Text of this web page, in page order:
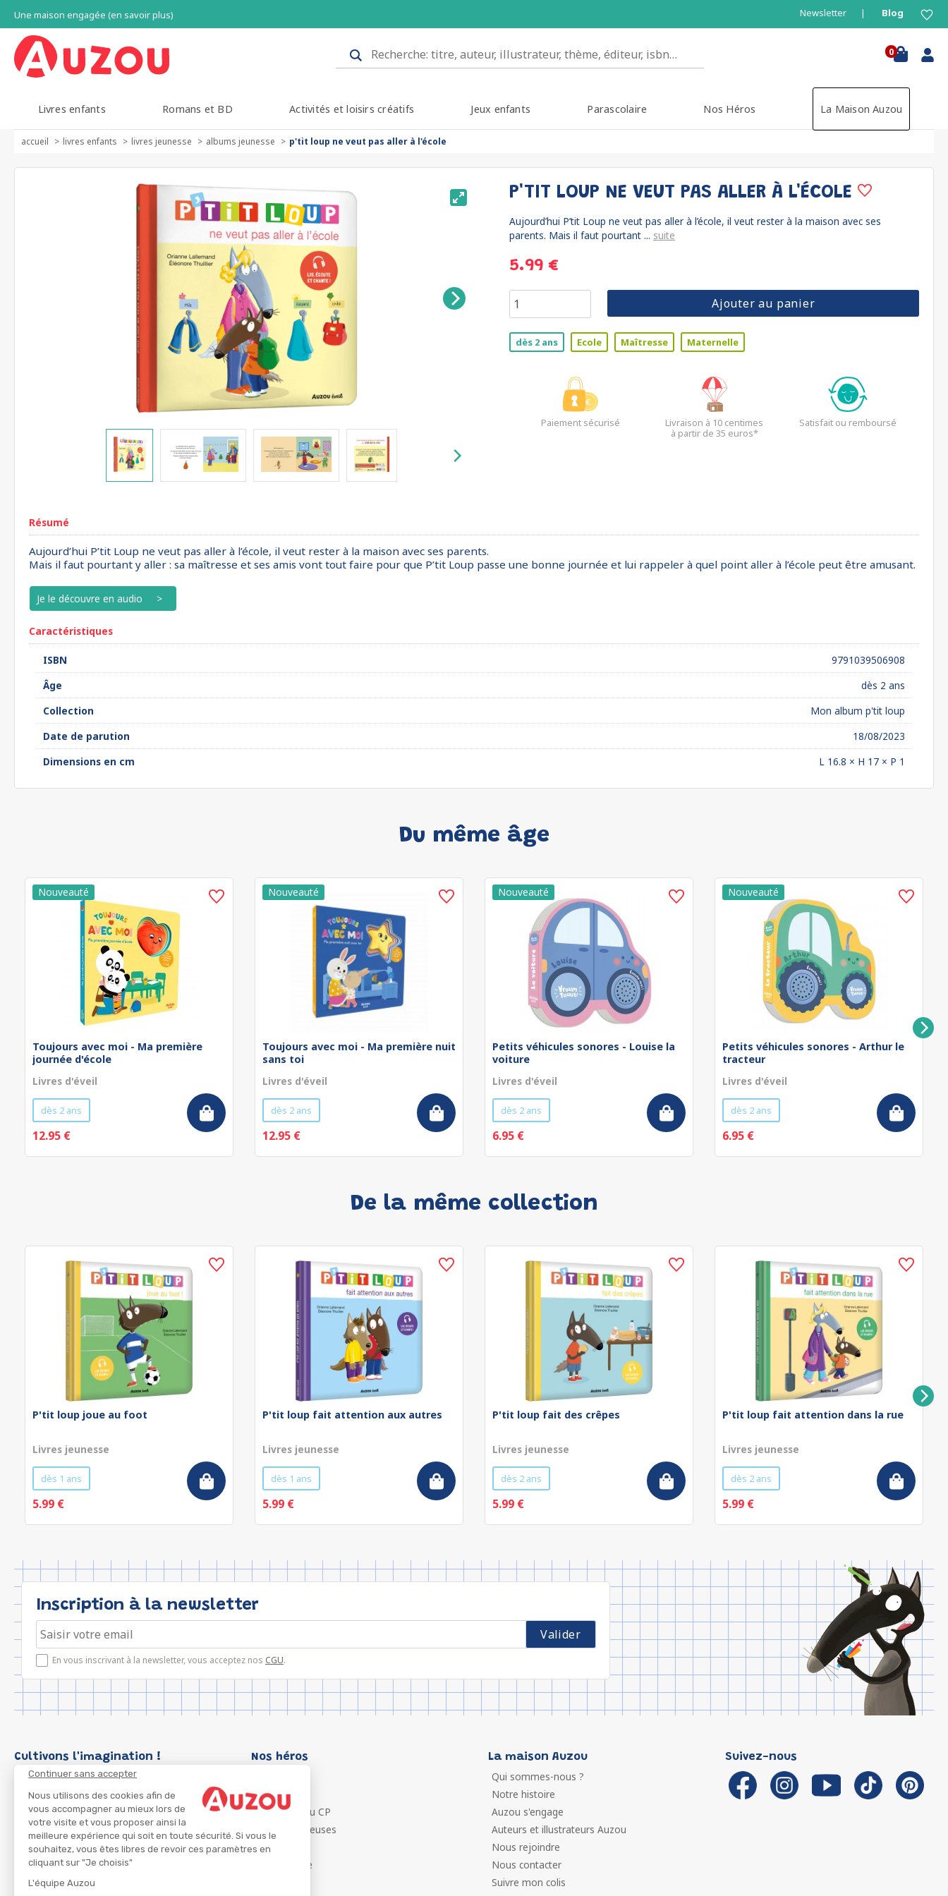
Continuer sans accepter
Nous utilisons des cookies afin de
vous accompagner au mieux lors de
votre visite et vous proposer ainsi la
meilleure expérience qui soit en toute sécurité. Si vous le
souhaitez, vous êtes libres de revoir ces paramètres en
cliquant sur "Je choisis"
L'équipe Auzou
Une maison engagée (en savoir plus) Newsletter Blog
0
Livres enfants Romans et BD Activités et loisirs créatifs Jeux enfants Parascolaire Nos Héros La Maison Auzou
accueil livres enfants livres jeunesse albums jeunesse p'tit loup ne veut pas aller à l'école
P'TIT LOUP NE VEUT PAS ALLER À L'ÉCOLE
Aujourd’hui P’tit Loup ne veut pas aller à l’école, il veut rester à la maison avec ses
parents. Mais il faut pourtant ... suite
5.99 €
Ajouter au panier
dès 2 ans Ecole Maîtresse Maternelle
Paiement sécurisé
Livraison à 10 centimes
à partir de 35 euros*
Satisfait ou remboursé
Résumé
Aujourd’hui P’tit Loup ne veut pas aller à l’école, il veut rester à la maison avec ses parents.
Mais il faut pourtant y aller : sa maîtresse et ses amis vont tout faire pour que P’tit Loup passe une bonne journée et lui rappeler à quel point aller à l’école peut être amusant.
Je le découvre en audio
Caractéristiques
ISBN
9791039506908
Âge
dès 2 ans
Collection
Mon album p'tit loup
Date de parution
18/08/2023
Dimensions en cm
L 16.8 × H 17 × P 1
Du même âge
Toujours avec moi - Ma première
journée d'école
Livres d'éveil
dès 2 ans
12.95 €
Toujours avec moi - Ma première nuit
sans toi
Livres d'éveil
dès 2 ans
12.95 €
Petits véhicules sonores - Louise la
voiture
Livres d'éveil
dès 2 ans
6.95 €
Petits véhicules sonores - Arthur le
tracteur
Livres d'éveil
dès 2 ans
6.95 €
De la même collection
P'tit loup joue au foot
Livres jeunesse
dès 1 ans
5.99 €
P'tit loup fait attention aux autres
Livres jeunesse
dès 1 ans
5.99 €
P'tit loup fait des crêpes
Livres jeunesse
dès 2 ans
5.99 €
P'tit loup fait attention dans la rue
Livres jeunesse
dès 2 ans
5.99 €
Inscription à la newsletter
En vous inscrivant à la newsletter, vous acceptez nos CGU.
Cultivons l'imagination ! Nos héros
P'tit Loup
Les Héros du CP
Les Influenceuses
Migali
Petite Taupe
La maison Auzou
Qui sommes-nous ?
Notre histoire
Auzou s'engage
Auteurs et illustrateurs Auzou
Nous rejoindre
Nous contacter
Suivre mon colis
Suivez-nous